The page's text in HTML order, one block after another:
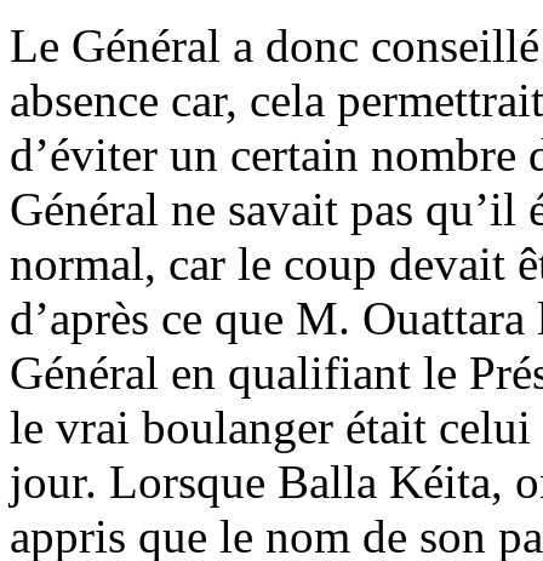
Le Général a donc
absence car, cela
d’éviter un certain
Général ne savait pas
normal, car le coup devait
d’après ce que M.
Général en qualifiant le
le vrai boulanger était
jour. Lorsque Balla Kéita,
appris que le nom de son